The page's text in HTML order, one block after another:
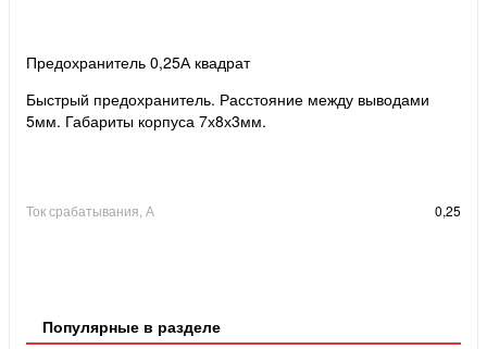
Предохранитель 0,25А квадрат
Быстрый предохранитель. Расстояние между выводами
5мм. Габариты корпуса 7х8х3мм.
Ток срабатывания, А 0,25
Популярные в разделе